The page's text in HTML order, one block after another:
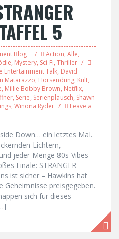
5
Blog Action, Alle,
, Mystery, Sci-Fi, Thriller
Entertainment Talk, David
Matarazzo, Hörsendung, Kult,
, Millie Bobby Brown, Netflix,
, Serie, Serienplausch, Shawn
, Winona Ryder
Leave a
Down… ein letztes Mal.
Lichtern,
jeder Menge 80s-Vibes
Finale: STRANGER
ist sicher – Hawkins hat
Geheimnisse preisgegeben.
sich für dieses